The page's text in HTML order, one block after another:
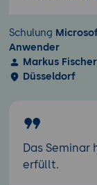
Schulung
Anwender
Markus Fischer
Düsseldorf
Das Seminar
erfüllt.